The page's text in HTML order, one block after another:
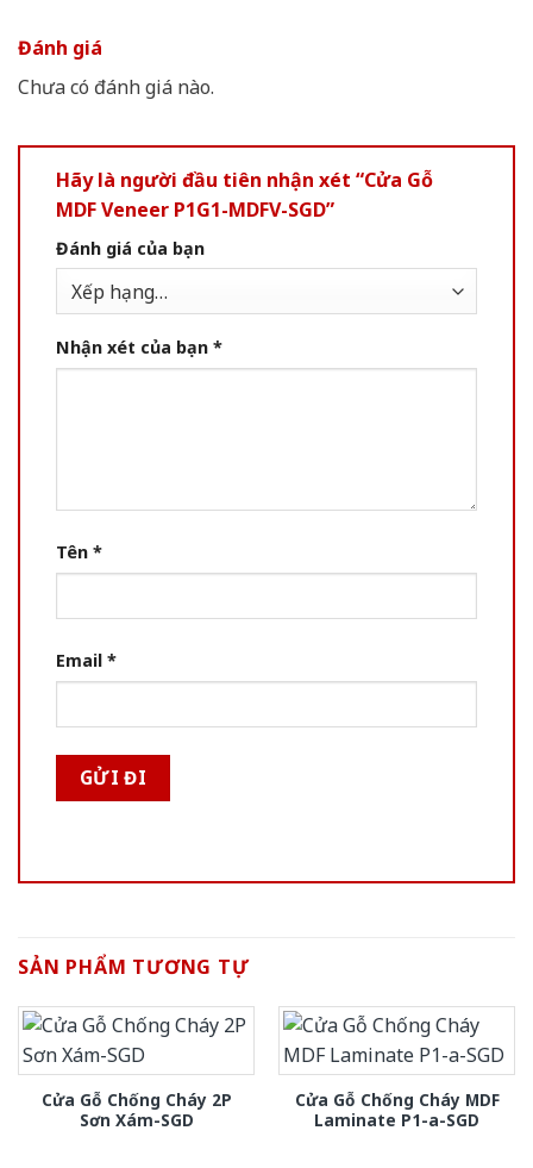
Đánh giá
Chưa có đánh giá nào.
Hãy là người đầu tiên nhận xét “Cửa Gỗ
MDF Veneer P1G1-MDFV-SGD”
Đánh giá của bạn
Nhận xét của bạn *
Tên *
Email *
SẢN PHẨM TƯƠNG TỰ
Cửa Gỗ Chống Cháy 2P
Sơn Xám-SGD
Cửa Gỗ Chống Cháy MDF
Laminate P1-a-SGD